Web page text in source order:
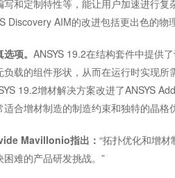
和定制特性等，能让用户加速进行
Discovery AIM的改进包括更出色的
项。 ANSYS 19.2在结构套件中提供
载的组件形状，从而在运行时实现
19.2增材解决方案改进了ANSYS
合增材制造的制造约束和独特的晶格
Mavillonio指出： “拓扑优化和增
难的产品研发挑战。”